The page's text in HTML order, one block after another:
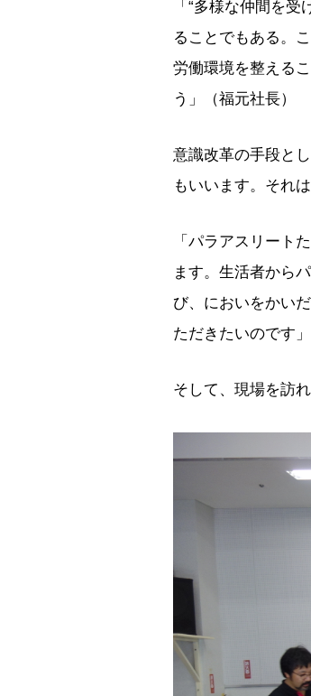
「“多様な仲間を
ることでもある。
労働環境を整える
う」（福元社長）
意識改革の手段と
もいいます。それ
「パラアスリート
ます。生活者から
び、においをかい
ただきたいのです」
そして、現場を訪